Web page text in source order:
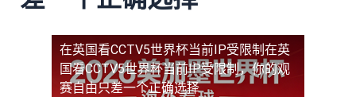
在英国看CCTV5世界杯当前IP受限制 在英
国看CCTV5世界杯当前IP受限制，你的观
赛自由只差一个正确选择